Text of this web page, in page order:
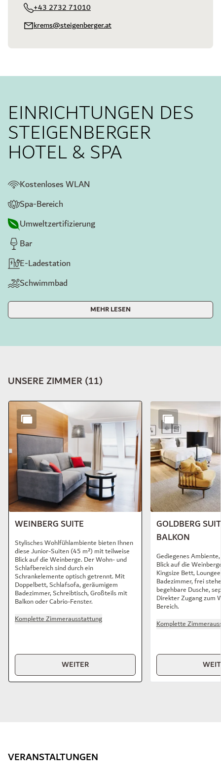
+43 2732 71010
krems@steigenberger.at
EINRICHTUNGEN DES
STEIGENBERGER
HOTEL & SPA
Kostenloses WLAN
Spa-Bereich
Umweltzertifizierung
Bar
E-Ladestation
Schwimmbad
MEHR LESEN
UNSERE ZIMMER(11)
Dia 1 von 11
WEINBERG SUITE
Stylisches Wohlfühlambiente bieten Ihnen
diese Junior-Suiten (45 m²) mit teilweise
Blick auf die Weinberge. Der Wohn- und
Schlafbereich sind durch ein
Schrankelemente optisch getrennt. Mit
Doppelbett, Schlafsofa, geräumigem
Badezimmer, Schreibtisch, Großteils mit
Balkon oder Cabrio-Fenster.
Komplette Zimmerausstattung
WEITER
GOLDBERG
BALKON
Gediegenes
Blick auf die
Kingsize Bett,
Badezimmer, frei
begehbare Dusche,
Direkter Zugang zum
Bereich.
Komplette
VERANSTALTUNGEN